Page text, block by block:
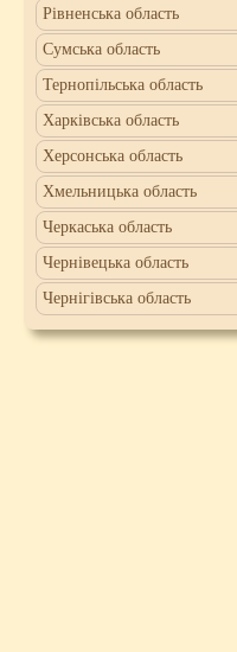
Рівненська область
Сумська область
Тернопільська область
Харківська область
Херсонська область
Хмельницька область
Черкаська область
Чернівецька область
Чернігівська область